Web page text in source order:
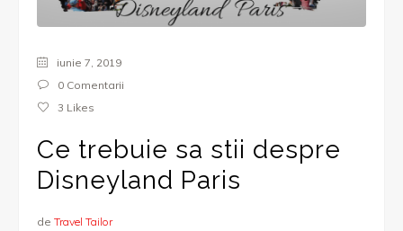
iunie 7, 2019
0 Comentarii
3 Likes
Ce trebuie sa stii despre
Disneyland Paris
de Travel Tailor